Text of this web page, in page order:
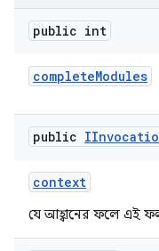
public int
completeModules
public
context
যে আহ্বানের ফলে এই